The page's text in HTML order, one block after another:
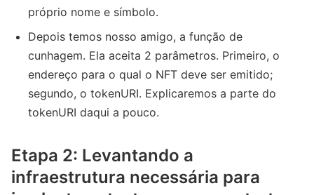
próprio nome e símbolo.
Depois temos nosso amigo, a função de
cunhagem. Ela aceita 2 parâmetros. Primeiro, o
endereço para o qual o NFT deve ser emitido;
segundo, o tokenURI. Explicaremos a parte do
tokenURI daqui a pouco.
Etapa 2: Levantando a
infraestrutura necessária para